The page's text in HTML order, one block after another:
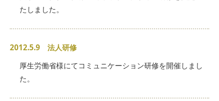
たしました。
2012.5.9 法人研修
厚生労働省様にてコミュニケーション研修を開催しまし
た。